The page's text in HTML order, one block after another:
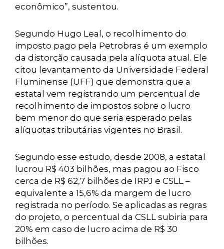
econômico”, sustentou.
Segundo Hugo Leal, o recolhimento do
imposto pago pela Petrobras é um exemplo
da distorção causada pela alíquota atual. Ele
citou levantamento da Universidade Federal
Fluminense (UFF) que demonstra que a
estatal vem registrando um percentual de
recolhimento de impostos sobre o lucro
bem menor do que seria esperado pelas
alíquotas tributárias vigentes no Brasil.
Segundo esse estudo, desde 2008, a estatal
lucrou R$ 403 bilhões, mas pagou ao Fisco
cerca de R$ 62,7 bilhões de IRPJ e CSLL –
equivalente a 15,6% da margem de lucro
registrada no período. Se aplicadas as regras
do projeto, o percentual da CSLL subiria para
20% em caso de lucro acima de R$ 30
bilhões.